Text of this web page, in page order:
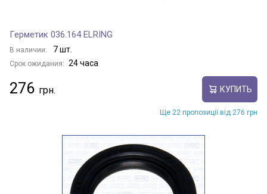
Герметик 036.164 ELRING
В наличии: 7 шт.
Срок ожидания: 24 часа
276 КУПИТЬ
Ще 22 пропозиції від 276 грн